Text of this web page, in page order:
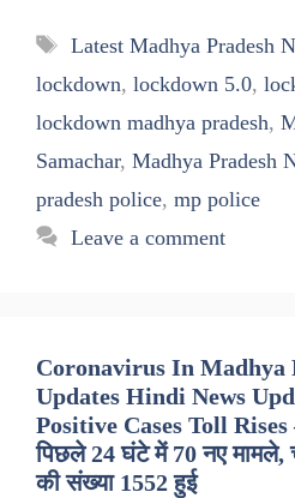
Tags
Latest Madhya Pradesh
lockdown, lockdown 5.0,
lockdown madhya pradesh,
Samachar, Madhya Pradesh
pradesh police, mp police
Leave a comment
Coronavirus In Madhya
Updates Hindi News
Positive Cases Toll Rises
पिछले 24 घंटे में 70 नए मामले,
की संख्या 1552 हुई